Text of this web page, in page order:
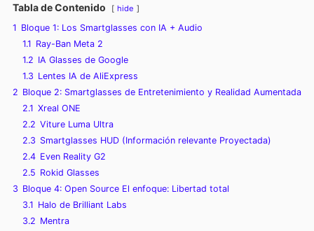
Tabla de Contenido hide
1 Bloque 1: Los Smartglasses con IA + Audio
1.1 Ray-Ban Meta 2
1.2 IA Glasses de Google
1.3 Lentes IA de AliExpress
2 Bloque 2: Smartglasses de Entretenimiento y Realidad Aumentada
2.1 Xreal ONE
2.2 Viture Luma Ultra
2.3 Smartglasses HUD (Información relevante Proyectada)
2.4 Even Reality G2
2.5 Rokid Glasses
3 Bloque 4: Open Source El enfoque: Libertad total
3.1 Halo de Brilliant Labs
3.2 Mentra